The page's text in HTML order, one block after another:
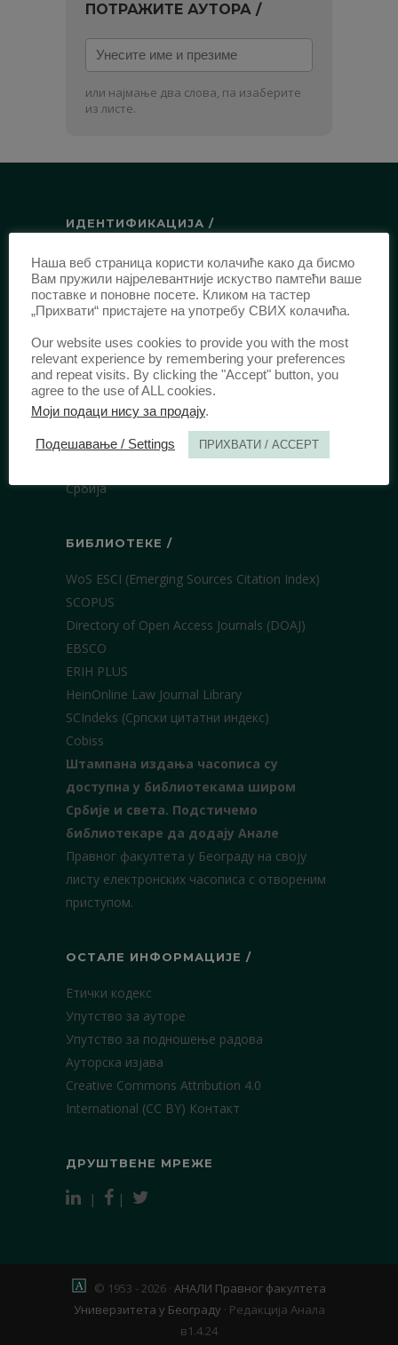
ПОТРАЖИТЕ АУТОРА /
Унесите
име
и
презиме
или најмање два слова, па изаберите
из листе.
ИДЕНТИФИКАЦИЈА /
ISSN:0003-2565(Штампано издање)
еISSN:2406-2693(Онлајн издање)
DOI:10.51204/Anali_PFBU_1906
ИЗДАВАЧ /
Правни факултет Универзитета у
Београду
Булевар краља Александра 67
Србија
БИБЛИОТЕКЕ /
WoS ESCI (Emerging Sources Citation Index)
SCOPUS
Directory of Open Access Journals (DOAJ)
EBSCO
ERIH PLUS
HeinOnline Law Journal Library
SCIndeks (Српски цитатни индекс)
Cobiss
Штампана издања часописа су
доступна у библиотекама широм
Србије и света. Подстичемо
библиотекаре да додају Анале
Правног факултета у Београду на своју
листу електронских часописа с отвореним
приступом.
ОСТАЛЕ ИНФОРМАЦИЈЕ /
Етички кодекс
Упутство за ауторе
Упутство за подношење радова
Ауторска изјава
Creative Commons Attribution 4.0
International (CC BY) Контакт
ДРУШТВЕНЕ МРЕЖЕ
| |
© 1953 - 2026 · АНАЛИ Правног факултета
Универзитета у Београду · Редакција Анала
в1.4.24
Наша веб страница користи колачиће како да бисмо
Вам пружили најрелевантније искуство памтећи ваше
поставке и поновне посете. Кликом на тастер
„Прихвати“ пристајете на употребу СВИХ колачића.
Our website uses cookies to provide you with the most
relevant experience by remembering your preferences
and repeat visits. By clicking the "Accept" button, you
agree to the use of ALL cookies.
Моји подаци нису за продају.
Подешавање / Settings ПРИХВАТИ / ACCEPT